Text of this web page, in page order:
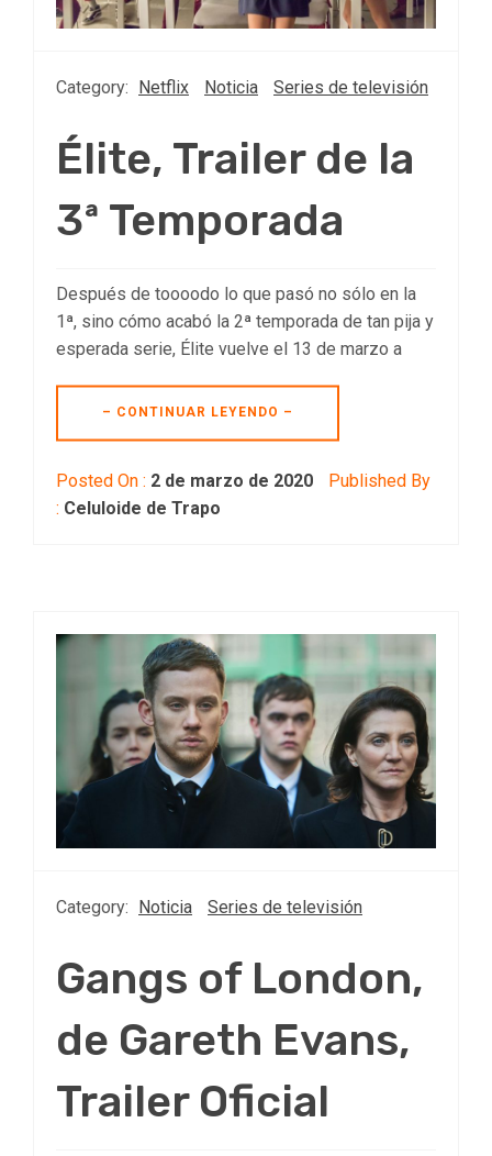
Category: Netflix Noticia Series de televisión
Élite, Trailer de la
3ª Temporada
Después de toooodo lo que pasó no sólo en la
1ª, sino cómo acabó la 2ª temporada de tan pija y
esperada serie, Élite vuelve el 13 de marzo a
– CONTINUAR LEYENDO –
Posted On : 2 de marzo de 2020
Published By
: Celuloide de Trapo
Category: Noticia Series de televisión
Gangs of London,
de Gareth Evans,
Trailer Oficial